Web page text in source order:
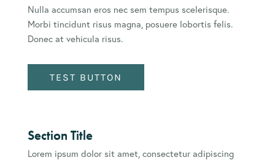
Nulla accumsan eros nec sem tempus scelerisque.
Morbi tincidunt risus magna, posuere lobortis felis.
Donec at vehicula risus.
TEST BUTTON
Section Title
Lorem ipsum dolor sit amet, consectetur adipiscing